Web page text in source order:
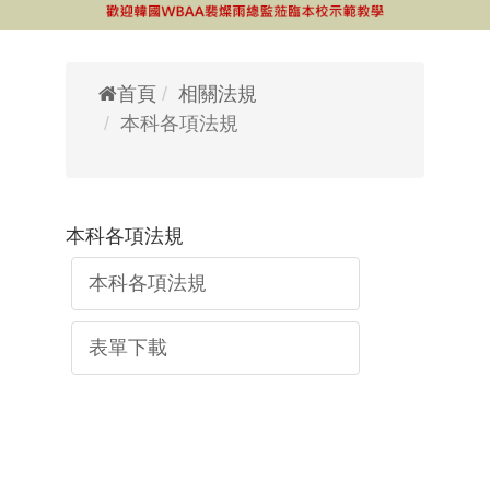
首頁
相關法規
本科各項法規
本科各項法規
本科各項法規
表單下載